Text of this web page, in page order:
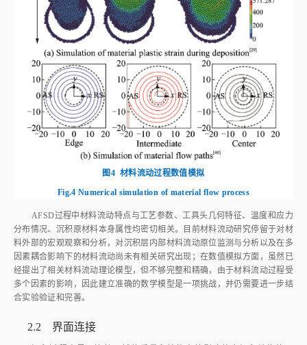
图4 材料流动过程数值模拟
Fig.4 Numerical simulation of material flow process
AFSD过程中材料流动特点与工艺参数、工具头几何特征、温度和应力
分布情况、沉积原材料本身属性均密切相关。目前材料流动研究停留于对材
料外部的宏观观察和分析，对沉积层内部材料流动原位监测与分析以及在多
因素耦合影响下的材料流动尚未有相关研究出现；在数值模拟方面，虽然已
经提出了相关材料流动理论模型，但不够完整和精确，由于材料流动过程受
多个因素的影响，因此建立准确的数学模型是一项挑战，并仍需要进一步结
合实验验证和完善。
2.2 界面连接